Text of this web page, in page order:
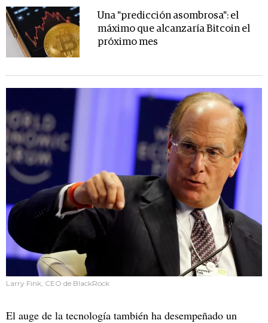
Una "predicción asombrosa": el
máximo que alcanzaría Bitcoin el
próximo mes
Larry Fink, CEO de BlackRock
El auge de la tecnología también ha desempeñado un